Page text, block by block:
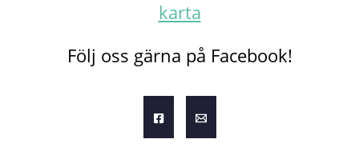
karta
Följ oss gärna på Facebook!